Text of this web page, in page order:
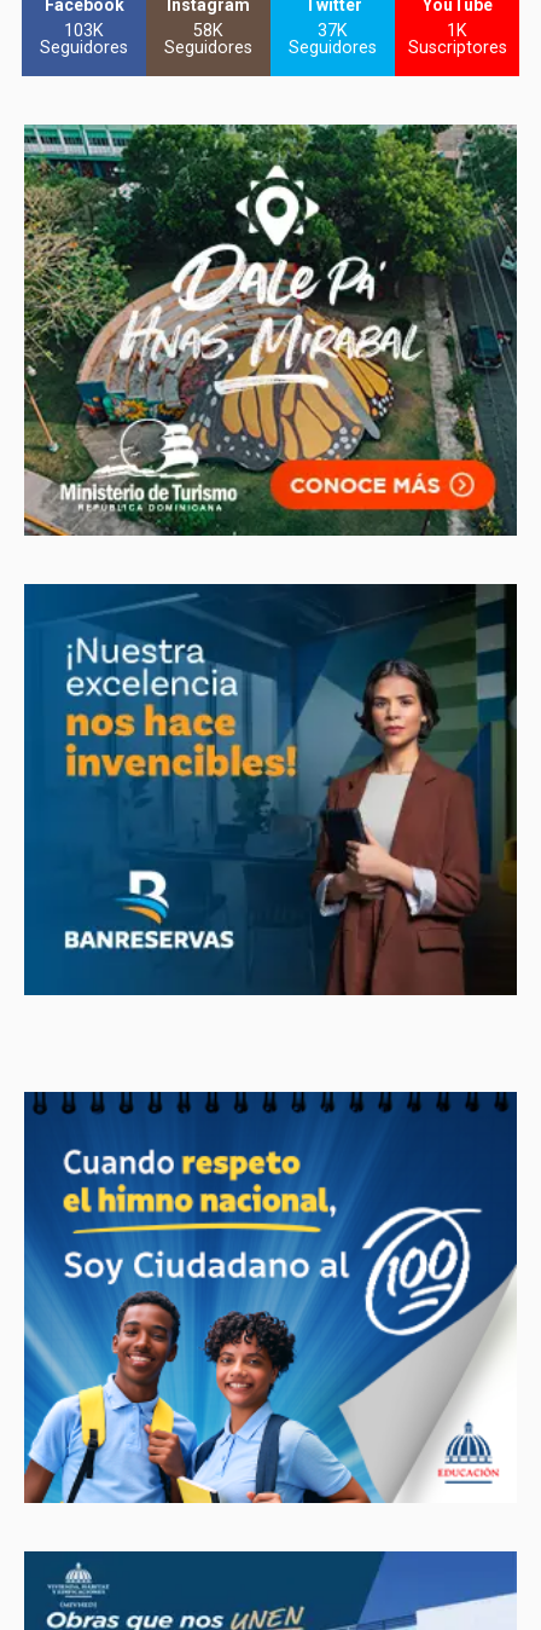
Facebook
103K
Seguidores
Instagram
58K
Seguidores
Twitter
37K
Seguidores
YouTube
1K
Suscriptores